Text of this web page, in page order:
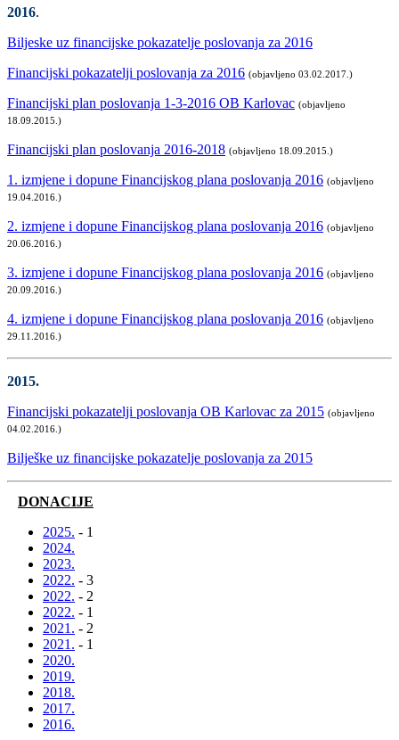
2016.
Biljeske uz financijske pokazatelje poslovanja za 2016
Financijski pokazatelji poslovanja za 2016 (objavljeno 03.02.2017.)
Financijski plan poslovanja 1-3-2016 OB Karlovac (objavljeno
18.09.2015.)
Financijski plan poslovanja 2016-2018 (objavljeno 18.09.2015.)
1. izmjene i dopune Financijskog plana poslovanja 2016 (objavljeno
19.04.2016.)
2. izmjene i dopune Financijskog plana poslovanja 2016 (objavljeno
20.06.2016.)
3. izmjene i dopune Financijskog plana poslovanja 2016 (objavljeno
20.09.2016.)
4. izmjene i dopune Financijskog plana poslovanja 2016 (objavljeno
29.11.2016.)
2015.
Financijski pokazatelji poslovanja OB Karlovac za 2015 (objavljeno
04.02.2016.)
Bilješke uz financijske pokazatelje poslovanja za 2015
DONACIJE
2025. - 1
2024.
2023.
2022. - 3
2022. - 2
2022. - 1
2021. - 2
2021. - 1
2020.
2019.
2018.
2017.
2016.